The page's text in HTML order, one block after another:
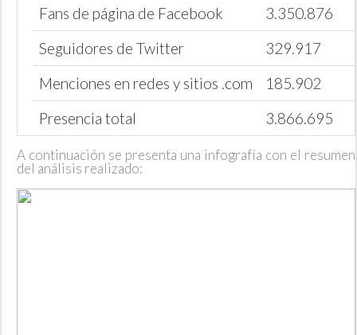
Fans de página de Facebook
3.350.876
Seguidores de Twitter
329.917
Menciones en redes y sitios .com
185.902
Presencia total
3.866.695
A continuación se presenta una infografía con el resumen
del análisis realizado: